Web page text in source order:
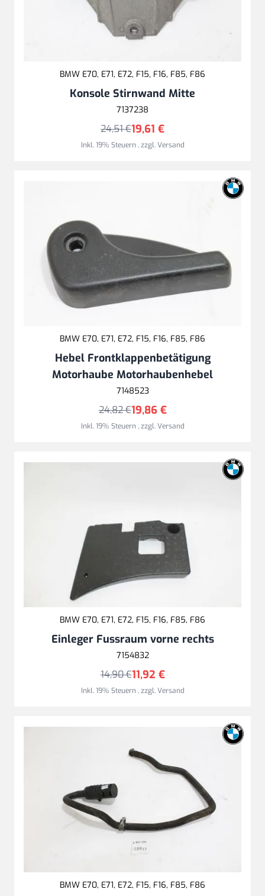
BMW E70, E71, E72, F15, F16, F85, F86
Konsole Stirnwand Mitte
7137238
19,61 €
24,51 €
Inkl. 19% Steuern,zzgl.Versand
BMW E70, E71, E72, F15, F16, F85, F86
Hebel Frontklappenbetätigung
Motorhaube Motorhaubenhebel
7148523
19,86 €
24,82 €
Inkl. 19% Steuern,zzgl.Versand
BMW E70, E71, E72, F15, F16, F85, F86
Einleger Fussraum vorne rechts
7154832
11,92 €
14,90 €
Inkl. 19% Steuern,zzgl.Versand
BMW E70, E71, E72, F15, F16, F85, F86